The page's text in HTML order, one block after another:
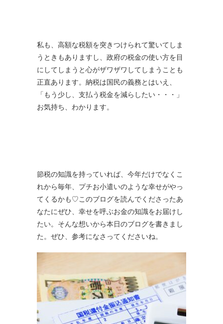
私も、高額な税額を突きつけられて驚いてしま
うときもありますし、政府の税金の使い方を目
にしてしまうと心がザワザワしてしまうことも
正直あります。納税は国民の義務とはいえ、
「もう少し、支払う税金を減らしたい・・・」
お気持ち、わかります。
節税の知識を持っていれば、今年だけでなくこ
れから毎年、プチお小遣いのような幸せがやっ
てくるかも♡このブログを読んでくださったあ
なたにぜひ、幸せを呼ぶお金の知識をお届けし
たい。そんな想いから本日のブログを書きまし
た。ぜひ、参考になさってくださいね。